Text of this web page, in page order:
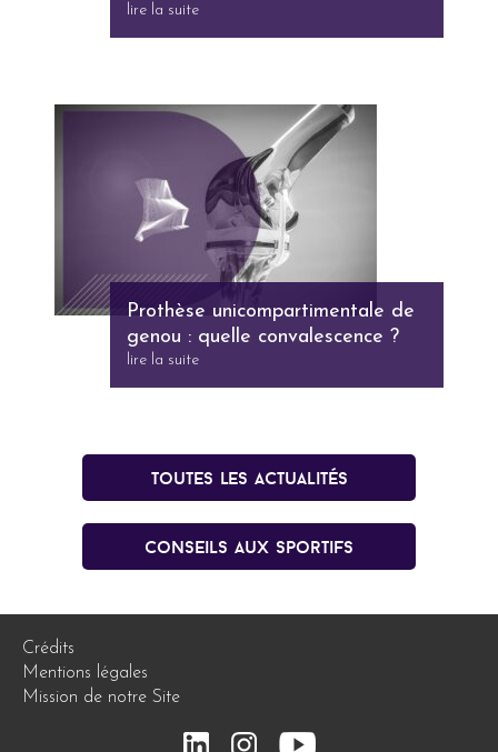
lire la suite
Prothèse unicompartimentale de
genou : quelle convalescence ?
lire la suite
Toutes les actualités
conseils aux sportifs
Crédits
Mentions légales
Mission de notre Site